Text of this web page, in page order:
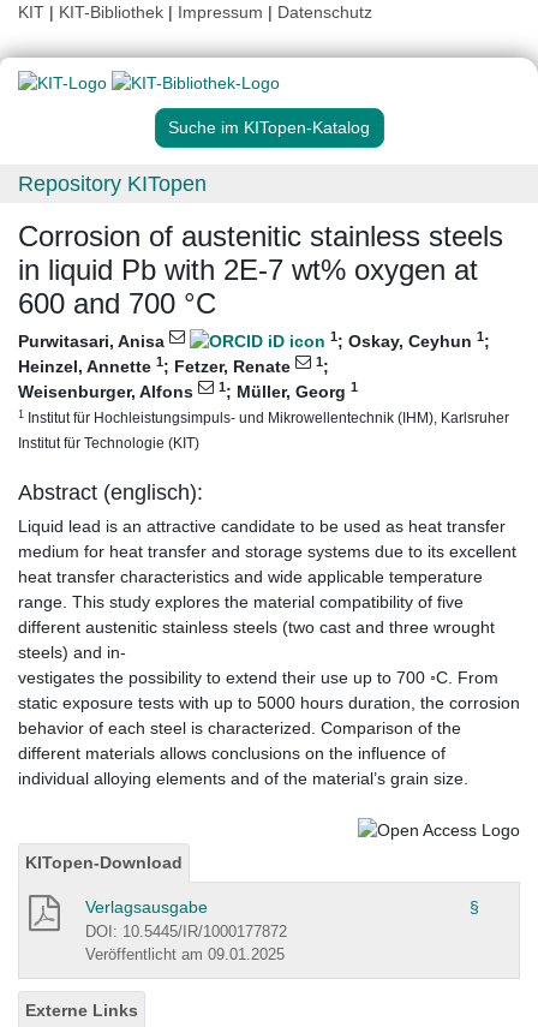
KIT | KIT-Bibliothek | Impressum | Datenschutz
Suche im KITopen-Katalog
Repository KITopen
Corrosion of austenitic stainless steels
in liquid Pb with 2E-7 wt% oxygen at
600 and 700 °C
Purwitasari, Anisa 1; Oskay, Ceyhun 1;
Heinzel, Annette 1; Fetzer, Renate 1;
Weisenburger, Alfons
1; Müller, Georg 1
1 Institut für Hochleistungsimpuls- und Mikrowellentechnik (IHM), Karlsruher
Institut für Technologie (KIT)
Abstract (englisch):
Liquid lead is an attractive candidate to be used as heat transfer
medium for heat transfer and storage systems due to its excellent
heat transfer characteristics and wide applicable temperature
range. This study explores the material compatibility of five
different austenitic stainless steels (two cast and three wrought
steels) and in-
vestigates the possibility to extend their use up to 700 ◦C. From
static exposure tests with up to 5000 hours duration, the corrosion
behavior of each steel is characterized. Comparison of the
different materials allows conclusions on the influence of
individual alloying elements and of the material’s grain size.
KITopen-Download
Verlagsausgabe §
DOI: 10.5445/IR/1000177872
Veröffentlicht am 09.01.2025
Externe Links